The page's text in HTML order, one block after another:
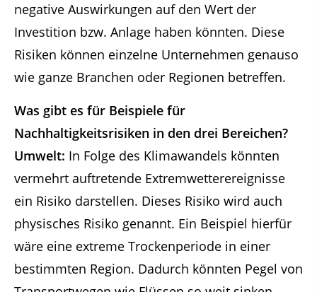
negative Auswirkungen auf den Wert der
Investition bzw. Anlage haben könnten. Diese
Risiken können einzelne Unternehmen genauso
wie ganze Branchen oder Regionen betreffen.
Was gibt es für Beispiele für
Nachhaltigkeitsrisiken in den drei Bereichen?
Umwelt: In Folge des Klimawandels könnten
vermehrt auftretende Extremwetterereignisse
ein Risiko darstellen. Dieses Risiko wird auch
physisches Risiko genannt. Ein Beispiel hierfür
wäre eine extreme Trockenperiode in einer
bestimmten Region. Dadurch könnten Pegel von